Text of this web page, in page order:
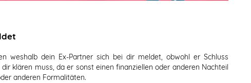
weshalb dein Ex-Partner sich bei dir meldet, obwohl er Schluss
klären muss, da er sonst einen finanziellen oder anderen Nachteil
anderen Formalitäten.